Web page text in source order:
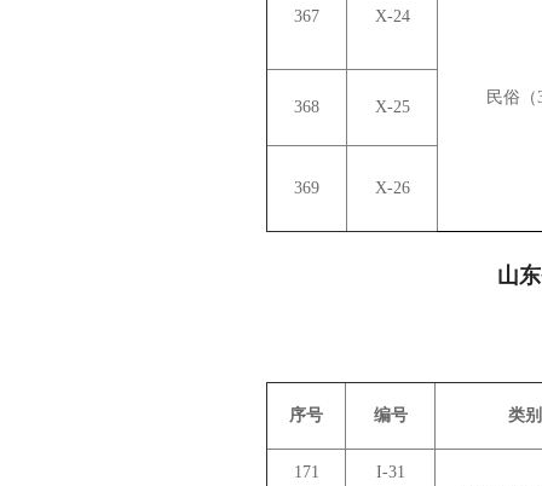
367 X-24
民俗（
368 X-25
369 X-26
山
序号 编号 类别
171
I-31